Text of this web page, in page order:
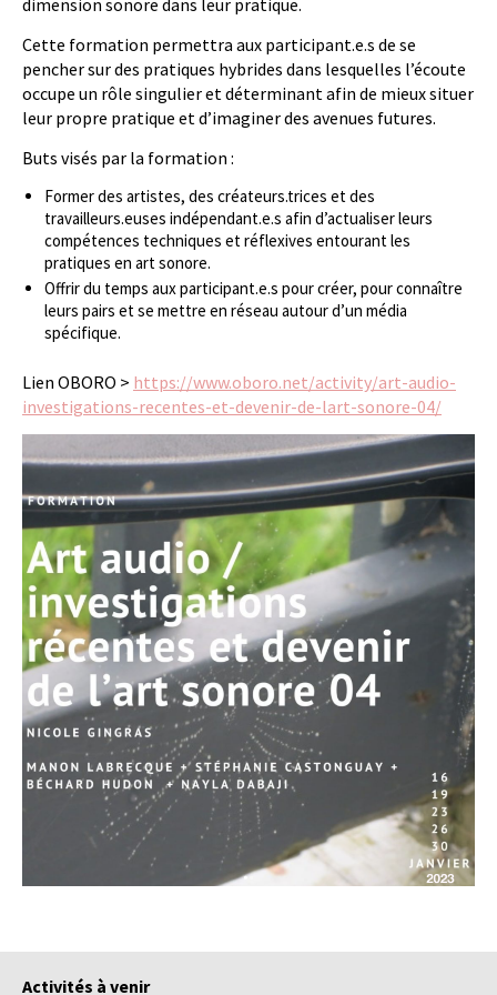
dimension sonore dans leur pratique.
Cette formation permettra aux participant.e.s de se
pencher sur des pratiques hybrides dans lesquelles l’écoute
occupe un rôle singulier et déterminant afin de mieux situer
leur propre pratique et d’imaginer des avenues futures.
Buts visés par la formation :
Former des artistes, des créateurs.trices et des
travailleurs.euses indépendant.e.s afin d’actualiser leurs
compétences techniques et réflexives entourant les
pratiques en art sonore.
Offrir du temps aux participant.e.s pour créer, pour connaître
leurs pairs et se mettre en réseau autour d’un média
spécifique.
Lien OBORO > https://www.oboro.net/activity/art-audio-
investigations-recentes-et-devenir-de-lart-sonore-04/
Activités à venir